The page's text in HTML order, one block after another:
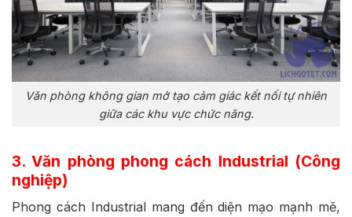
Văn phòng không gian mở tạo cảm giác kết nối tự nhiên
giữa các khu vực chức năng.
3. Văn phòng phong cách Industrial (Công
nghiệp)
Phong cách Industrial mang đến diện mạo mạnh mẽ,